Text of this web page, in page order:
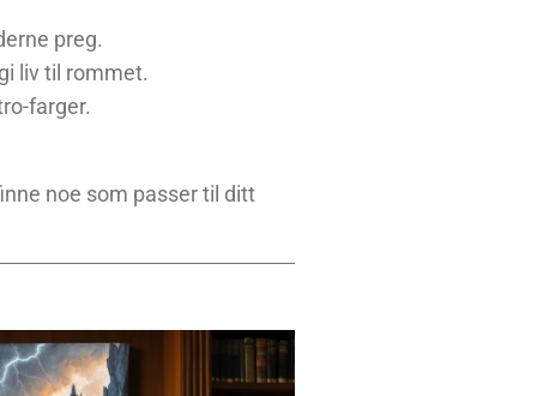
preg.
liv til rommet.
farger.
noe som passer til ditt